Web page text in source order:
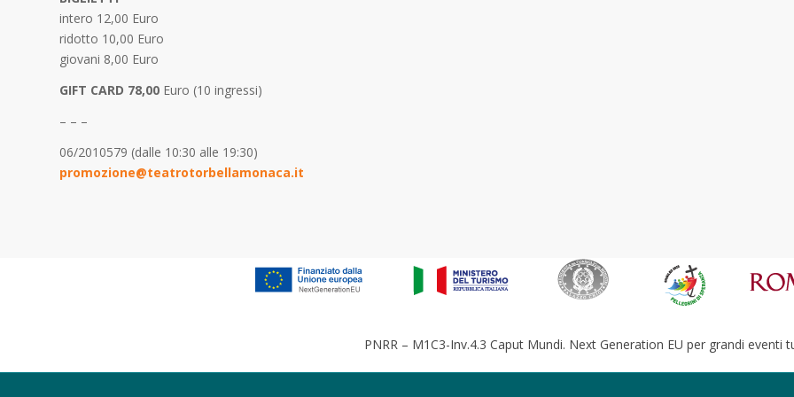
intero 12,00 Euro
ridotto 10,00 Euro
giovani 8,00 Euro
GIFT CARD 78,00 Euro (10 ingressi)
– – –
06/2010579 (dalle 10:30 alle 19:30)
promozione@teatrotorbellamonaca.it
PNRR – M1C3-Inv.4.3 Caput Mundi. Next Generation EU per grandi eventi